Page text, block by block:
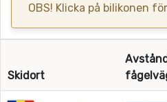
OBS! Klicka på bilikonen
Skidort